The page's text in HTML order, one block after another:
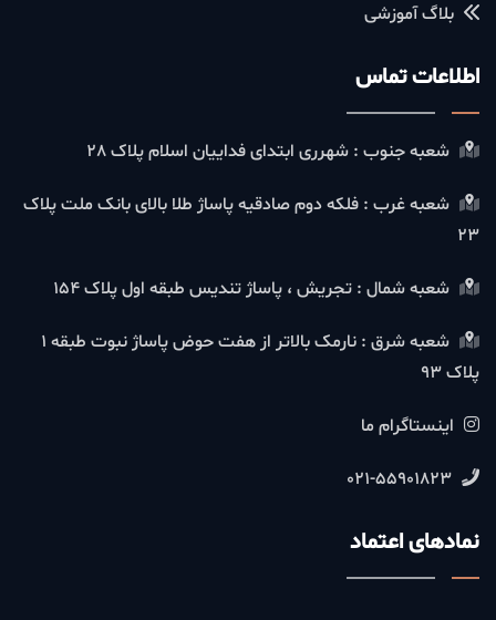
بلاگ آموزشی
اطلاعات تماس
شعبه جنوب : شهرری ابتدای فداییان اسلام پلاک 28
شعبه غرب : فلکه دوم صادقیه پاساژ طلا بالای بانک ملت پلاک
23
شعبه شمال : تجریش ، پاساژ تندیس طبقه اول پلاک 154
شعبه شرق : نارمک بالاتر از هفت حوض پاساژ نبوت طبقه 1
پلاک 93
اینستاگرام ما
021-55901823
نمادهای اعتماد